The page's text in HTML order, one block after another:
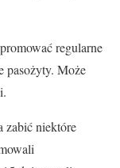
regularne
pasożyty. Może
zabić niektóre